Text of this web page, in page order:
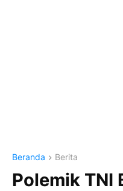
Beranda Berita
Polemik TNI